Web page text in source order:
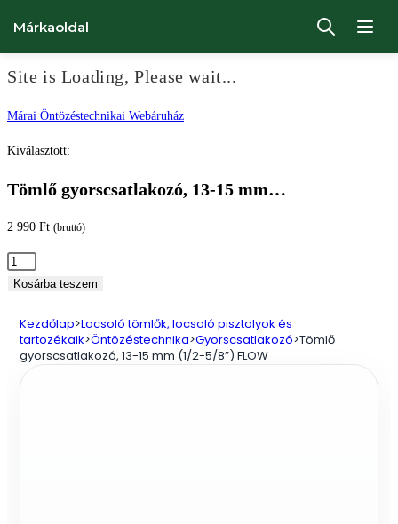
Site is Loading, Please wait...
Ugrás
Márai Öntözéstechnikai Webáruház
Márkaoldal
Kiválasztott:
Tömlő gyorscsatlakozó, 13-15 mm…
2 990 Ft (bruttó)
Tömlő
gyorscsatlakozó,
mm
Kosárba teszem
Kezdőlap>Locsoló tömlők, locsoló pisztolyok és
tartozékaik>Öntözéstechnika>Gyorscsatlakozó>Tömlő
gyorscsatlakozó, 13-15 mm (1/2-5/8”) FLOW